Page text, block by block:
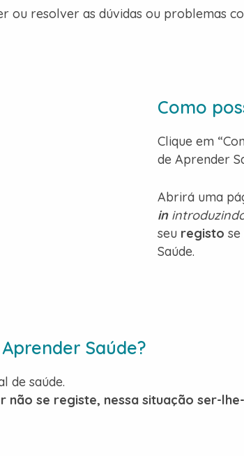
ou resolver as dúvidas ou problemas
Como
Clique em
de Aprender
Abrirá uma
in
seu registo se
Saúde.
Saúde?
de saúde.
se registe, nessa situação ser-